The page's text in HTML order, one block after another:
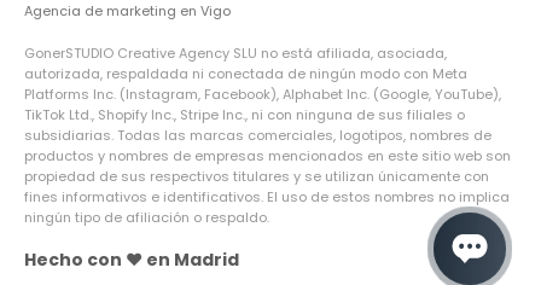
Agencia de marketing en Vigo
GonerSTUDIO Creative Agency SLU no está afiliada, asociada,
autorizada, respaldada ni conectada de ningún modo con Meta
Platforms Inc. (Instagram, Facebook), Alphabet Inc. (Google, YouTube),
TikTok Ltd., Shopify Inc., Stripe Inc., ni con ninguna de sus filiales o
subsidiarias. Todas las marcas comerciales, logotipos, nombres de
productos y nombres de empresas mencionados en este sitio web son
propiedad de sus respectivos titulares y se utilizan únicamente con
fines informativos e identificativos. El uso de estos nombres no implica
ningún tipo de afiliación o respaldo.
Hecho con ❤️ en Madrid